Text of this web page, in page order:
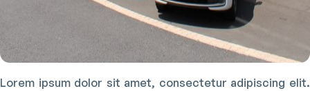
Lorem ipsum dolor sit amet, consectetur adipiscing elit.